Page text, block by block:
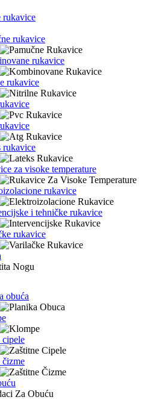
rukavice
rukavice
rukavice
rukavice
rukavice
za visoke temperature
rukavice
i tehničke rukavice
rukavice
obuća
cipele
čizme